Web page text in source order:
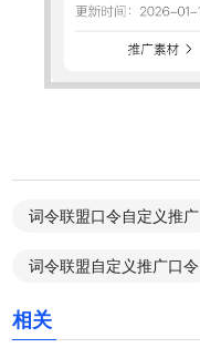
词令联盟口令自定义推广
词令联盟自定义推广口令
相关